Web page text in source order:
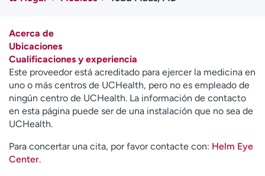
Ready. Set. CO.
Ensayos clínicos
Atención a medios de
comunicación
Contáctenos Noticias e historias
A
y
ú
d
a
Acerca de
Ubicaciones
Cualificaciones y experiencia
Este proveedor está acreditado para ejercer la medicina en
uno o más centros de UCHealth, pero no es empleado de
ningún centro de UCHealth. La información de contacto
en esta página puede ser de una instalación que no sea de
UCHealth.
Para concertar una cita, por favor contacte con: Helm Eye
Center.